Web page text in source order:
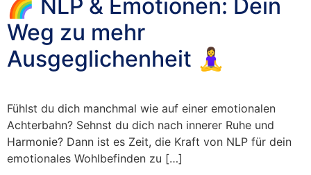
🌈 NLP & Emotionen: Dein
Weg zu mehr
Ausgeglichenheit 🧘‍♀️
Fühlst du dich manchmal wie auf einer emotionalen
Achterbahn? Sehnst du dich nach innerer Ruhe und
Harmonie? Dann ist es Zeit, die Kraft von NLP für dein
emotionales Wohlbefinden zu […]